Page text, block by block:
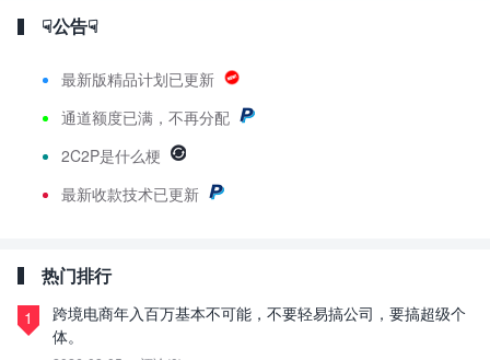
☟公告☟
最新版精品计划已更新
通道额度已满，不再分配
2C2P是什么梗
最新收款技术已更新
热门排行
1
跨境电商年入百万基本不可能，不要轻易搞公司，要搞超级个
体。